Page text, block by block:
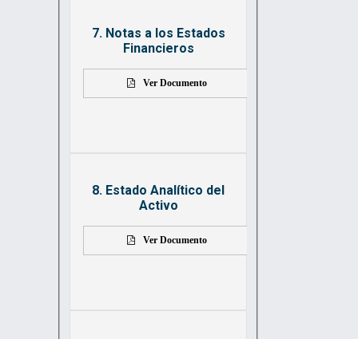
7. Notas a los Estados
Financieros
Ver Documento
8. Estado Analítico del
Activo
Ver Documento